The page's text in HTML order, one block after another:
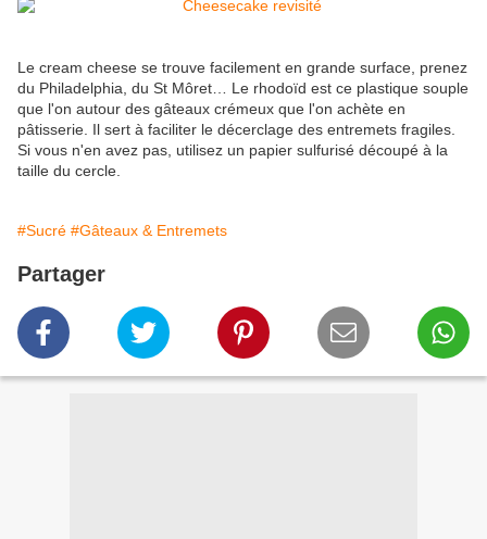
Le cream cheese se trouve facilement en grande surface, prenez
du Philadelphia, du St Môret… Le rhodoïd est ce plastique souple
que l'on autour des gâteaux crémeux que l'on achète en
pâtisserie. Il sert à faciliter le décerclage des entremets fragiles.
Si vous n'en avez pas, utilisez un papier sulfurisé découpé à la
taille du cercle.
#Sucré #Gâteaux & Entremets
Partager